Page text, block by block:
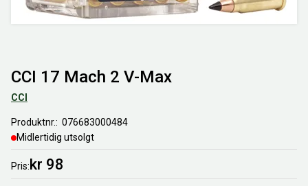
CCI 17 Mach 2 V-Max
CCI
Produktnr.
076683000484
Midlertidig utsolgt
Pris kr 98